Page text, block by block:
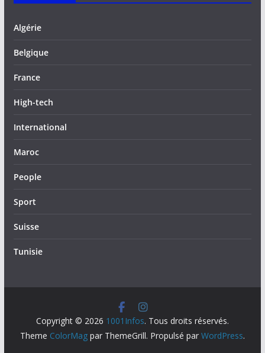
Algérie
Belgique
France
High-tech
International
Maroc
People
Sport
Suisse
Tunisie
Copyright © 2026 1001Infos. Tous droits réservés.
Theme ColorMagpar ThemeGrill. Propulsé par WordPress.